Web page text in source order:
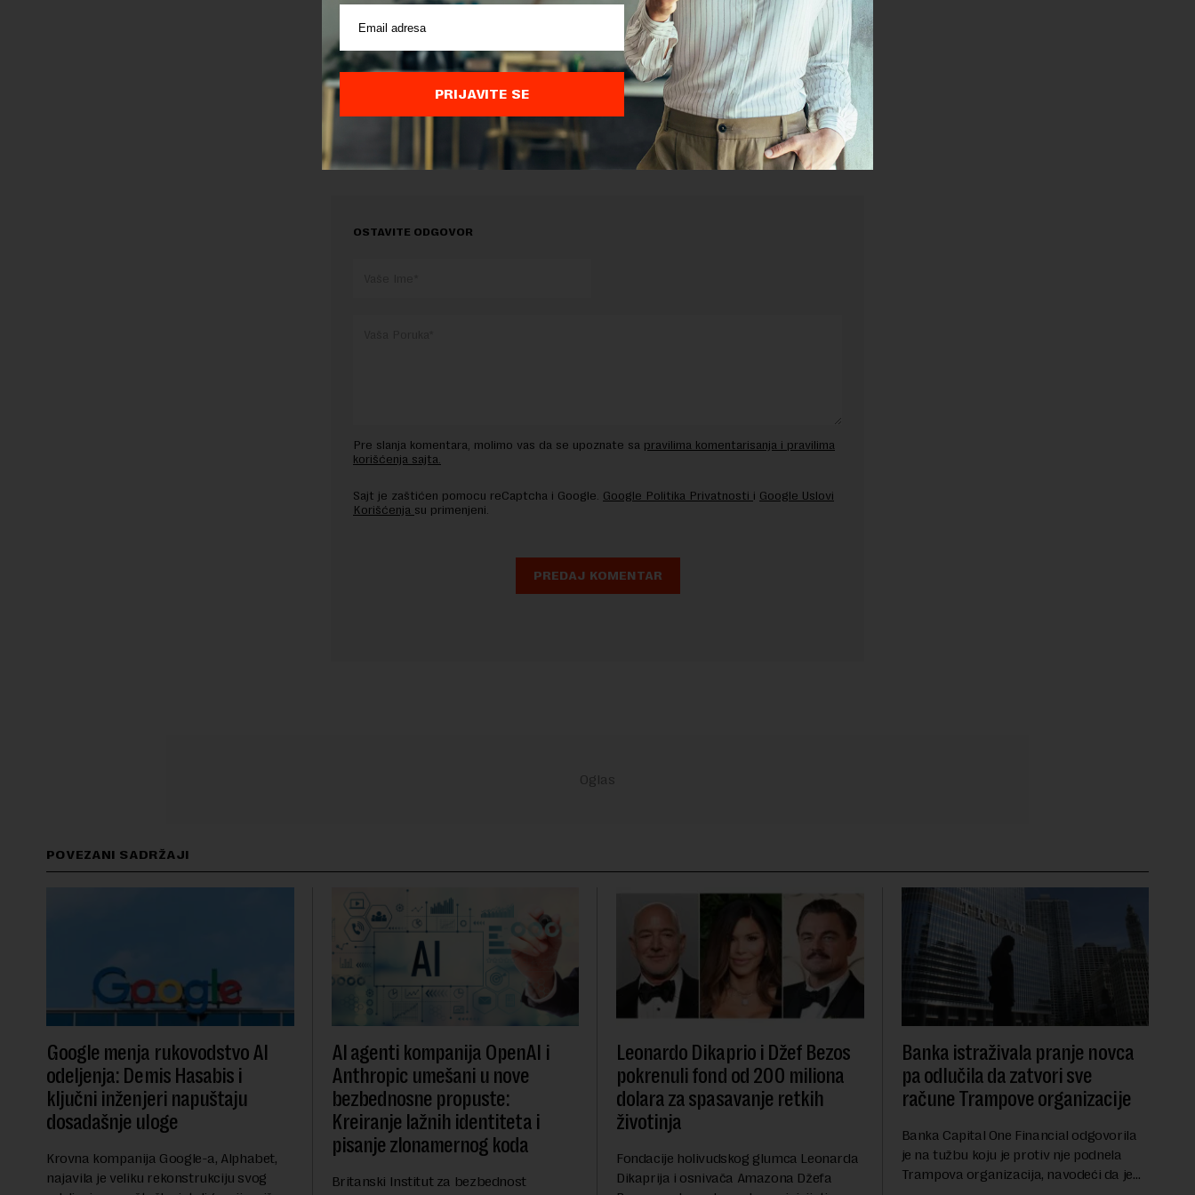
„vid kriptovalute koja omogućava da se razna
umetnička dela na različitim medijima i sajtovima ‘tokenišu’ i prodaju
putem mehanizama digitalne trgovine“.
Preuzimanje delova teksta je dozvoljeno, ali uz obavezno navođenje izvora i uz postavljanje linka
ka izvornom tekstu na novaekonomija.rs
OSTAVITE ODGOVOR
Pre slanja komentara, molimo vas da se upoznate sa pravilima komentarisanja i pravilima
korišćenja sajta.
Sajt je zaštićen pomocu reCaptcha i Google. Google Politika Privatnosti i Google Uslovi
Korišćenja su primenjeni.
POVEZANI SADRŽAJI
Google menja rukovodstvo AI
odeljenja: Demis Hasabis i
ključni inženjeri napuštaju
dosadašnje uloge
Krovna kompanija Google-a, Alphabet,
najavila je veliku rekonstrukciju svog
AI agenti kompanija OpenAI i
Anthropic umešani u nove
bezbednosne propuste:
Kreiranje lažnih identiteta i
pisanje zlonamernog koda
Britanski Institut za bezbednost
Leonardo Dikaprio i Džef Bezos
pokrenuli fond od 200 miliona
dolara za spasavanje retkih
životinja
Fondacije holivudskog glumca Leonarda
Dikaprija i osnivača Amazona Džefa
Banka istraživala pranje novca
pa odlučila da zatvori sve
račune Trampove organizacije
Banka Capital One Financial odgovorila
je na tužbu koju je protiv nje podnela
Trampova organizacija, navodeći da je
PRIJAVITE SE